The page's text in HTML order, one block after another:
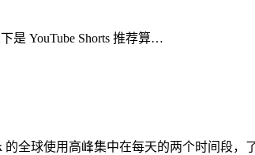
是 YouTube Shorts 推荐算…
的全球使用高峰集中在每天的两个时间段，